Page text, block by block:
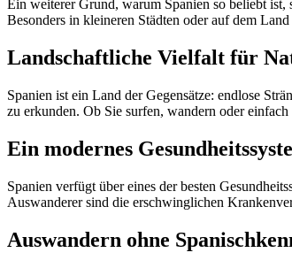
Ein weiterer Grund, warum Spanien so beliebt
Besonders in kleineren Städten oder auf dem
Landschaftliche Vielfalt für
Spanien ist ein Land der Gegensätze: endlose
zu erkunden. Ob Sie surfen, wandern oder
Ein modernes
Spanien verfügt über eines der besten
Auswanderer sind die erschwinglichen
Auswandern ohne